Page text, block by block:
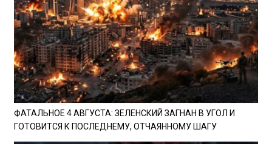
ФАТАЛЬНОЕ 4 АВГУСТА: ЗЕЛЕНСКИЙ ЗАГНАН В УГОЛ И
ГОТОВИТСЯ К ПОСЛЕДНЕМУ, ОТЧАЯННОМУ ШАГУ